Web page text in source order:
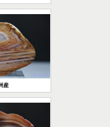
産